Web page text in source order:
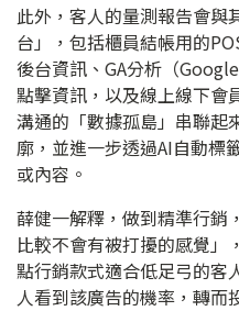
此外，客人的量測報告會與
台」，包括櫃員結帳用的
後台資訊、GA分析（
點擊資訊，以及線上線下會
溝通的「數據孤島」串聯起
廓，並進一步透過AI自動標
或內容。
薛健一解釋，做到精準行銷
比較不會有被打擾的感覺」
點行銷款式適合低足弓的客
人看到該廣告的機率，轉而